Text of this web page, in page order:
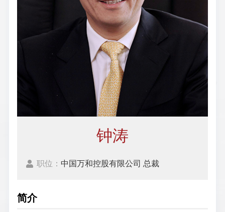
钟涛
职位： 中国万和控股有限公司 总裁
简介